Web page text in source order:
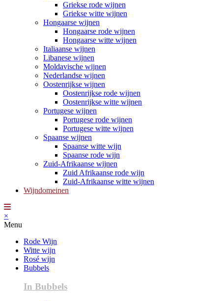
Griekse rode wijnen
Griekse witte wijnen
Hongaarse wijnen
Hongaarse rode wijnen
Hongaarse witte wijnen
Italiaanse wijnen
Libanese wijnen
Moldavische wijnen
Nederlandse wijnen
Oostenrijkse wijnen
Oostenrijkse rode wijnen
Oostenrijkse witte wijnen
Portugese wijnen
Portugese rode wijnen
Portugese witte wijnen
Spaanse wijnen
Spaanse witte wijn
Spaanse rode wijn
Zuid-Afrikaanse wijnen
Zuid Afrikaanse rode wijn
Zuid-Afrikaanse witte wijnen
Wijndomeinen
×
Menu
Rode Wijn
Witte wijn
Rosé wijn
Bubbels
In Bubbels